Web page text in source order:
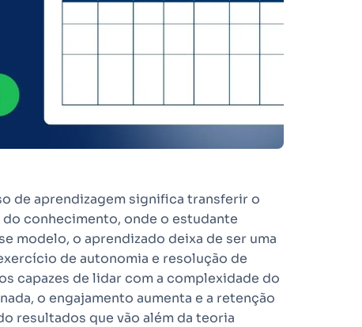
de aprendizagem significa transferir o
conhecimento, onde o estudante
modelo, o aprendizado deixa de ser uma
de autonomia e resolução de
capazes de lidar com a complexidade do
o engajamento aumenta e a retenção
resultados que vão além da teoria